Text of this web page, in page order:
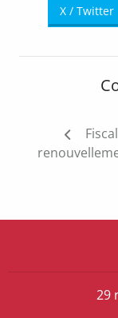
X / Twitter
de
29